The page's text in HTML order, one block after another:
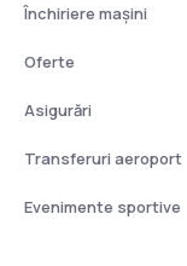
Închiriere mașini
Oferte
Asigurări
Transferuri aeroport
Evenimente sportive